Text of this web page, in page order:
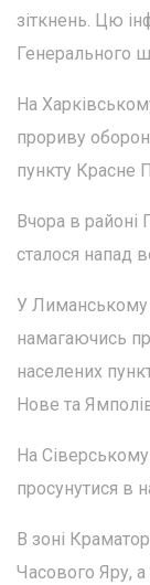
зіткнень. Цю
Генерального
На
прориву
пункту Красне
Вчора в районі
сталося напад
У Лиманському
намагаючись
населених
Нове та
На
просунутися в
В зоні
Часового Яру, а